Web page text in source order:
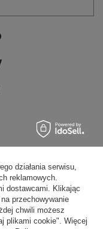
działania serwisu,
reklamowych.
dostawcami. Klikając
przechowywanie
chwili możesz
plikami cookie". Więcej